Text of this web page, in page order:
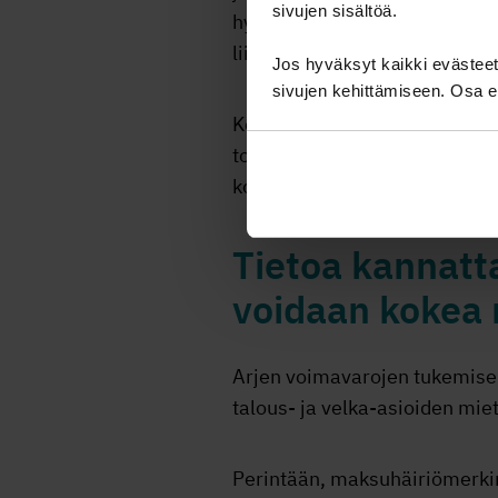
sivujen sisältöä.
Jos hyväksyt kaikki
sivujen kehittämiseen. Osa
hyödyntää Mielenterveyden
liikkumisen ja mielekkään
Keskustelussa on kuitenkin
toteuttamaan omaa
kokemuksia, on
Tietoa
voidaan
Arjen voimavarojen
talous- ja velka-asioiden
Perintään,